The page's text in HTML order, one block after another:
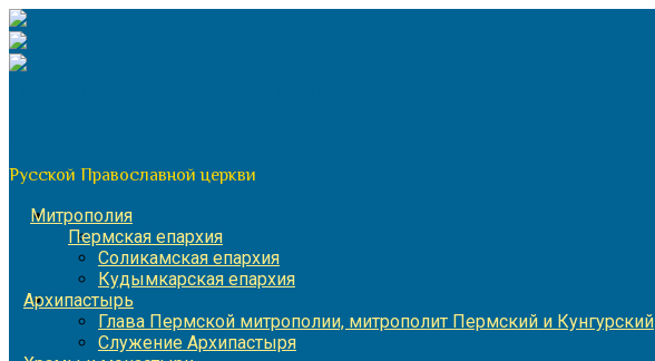
Перейти
к
содержимому
Русской Православной церкви
Митрополия
Пермская епархия
Соликамская епархия
Кудымкарская епархия
Архипастырь
Глава Пермской митрополии, митрополит Пермский и Кунгурский
Служение Архипастыря